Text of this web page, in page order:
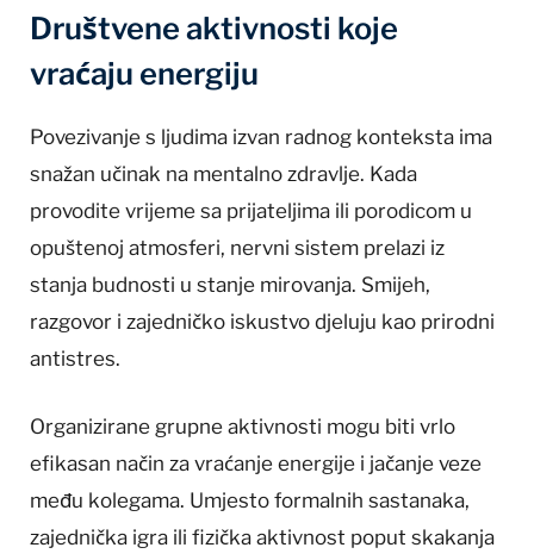
Društvene aktivnosti koje
vraćaju energiju
Povezivanje s ljudima izvan radnog konteksta ima
snažan učinak na mentalno zdravlje. Kada
provodite vrijeme sa prijateljima ili porodicom u
opuštenoj atmosferi, nervni sistem prelazi iz
stanja budnosti u stanje mirovanja. Smijeh,
razgovor i zajedničko iskustvo djeluju kao prirodni
antistres.
Organizirane grupne aktivnosti mogu biti vrlo
efikasan način za vraćanje energije i jačanje veze
među kolegama. Umjesto formalnih sastanaka,
zajednička igra ili fizička aktivnost poput skakanja